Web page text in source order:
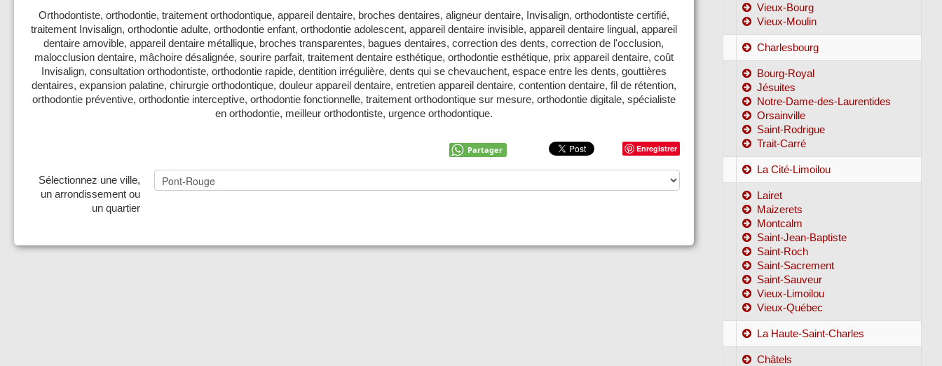
Orthodontiste, orthodontie, traitement orthodontique, appareil dentaire, broches dentaires, aligneur dentaire, Invisalign, orthodontiste certifié,
traitement Invisalign, orthodontie adulte, orthodontie enfant, orthodontie adolescent, appareil dentaire invisible, appareil dentaire lingual, appareil
dentaire amovible, appareil dentaire métallique, broches transparentes, bagues dentaires, correction des dents, correction de l'occlusion,
malocclusion dentaire, mâchoire désalignée, sourire parfait, traitement dentaire esthétique, orthodontie esthétique, prix appareil dentaire, coût
Invisalign, consultation orthodontiste, orthodontie rapide, dentition irrégulière, dents qui se chevauchent, espace entre les dents, gouttières
dentaires, expansion palatine, chirurgie orthodontique, douleur appareil dentaire, entretien appareil dentaire, contention dentaire, fil de rétention,
orthodontie préventive, orthodontie interceptive, orthodontie fonctionnelle, traitement orthodontique sur mesure, orthodontie digitale, spécialiste
en orthodontie, meilleur orthodontiste, urgence orthodontique.
Enregistrer
Partager
Sélectionnez une ville,
un arrondissement ou
un quartier
Vieux-Bourg
Vieux-Moulin
Charlesbourg
Bourg-Royal
Jésuites
Notre-Dame-des-Laurentides
Orsainville
Saint-Rodrigue
Trait-Carré
La Cité-Limoilou
Lairet
Maizerets
Montcalm
Saint-Jean-Baptiste
Saint-Roch
Saint-Sacrement
Saint-Sauveur
Vieux-Limoilou
Vieux-Québec
La Haute-Saint-Charles
Châtels